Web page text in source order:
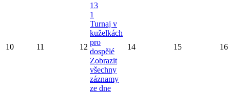
10 11 12
13
1
Turnaj v
kuželkách
pro
dospělé
Zobrazit
všechny
záznamy
ze dne
14 15 16